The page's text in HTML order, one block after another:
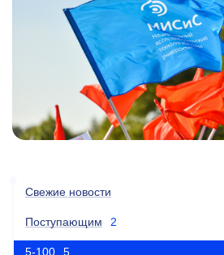
Свежие новости
Поступающим 2
5-100 5